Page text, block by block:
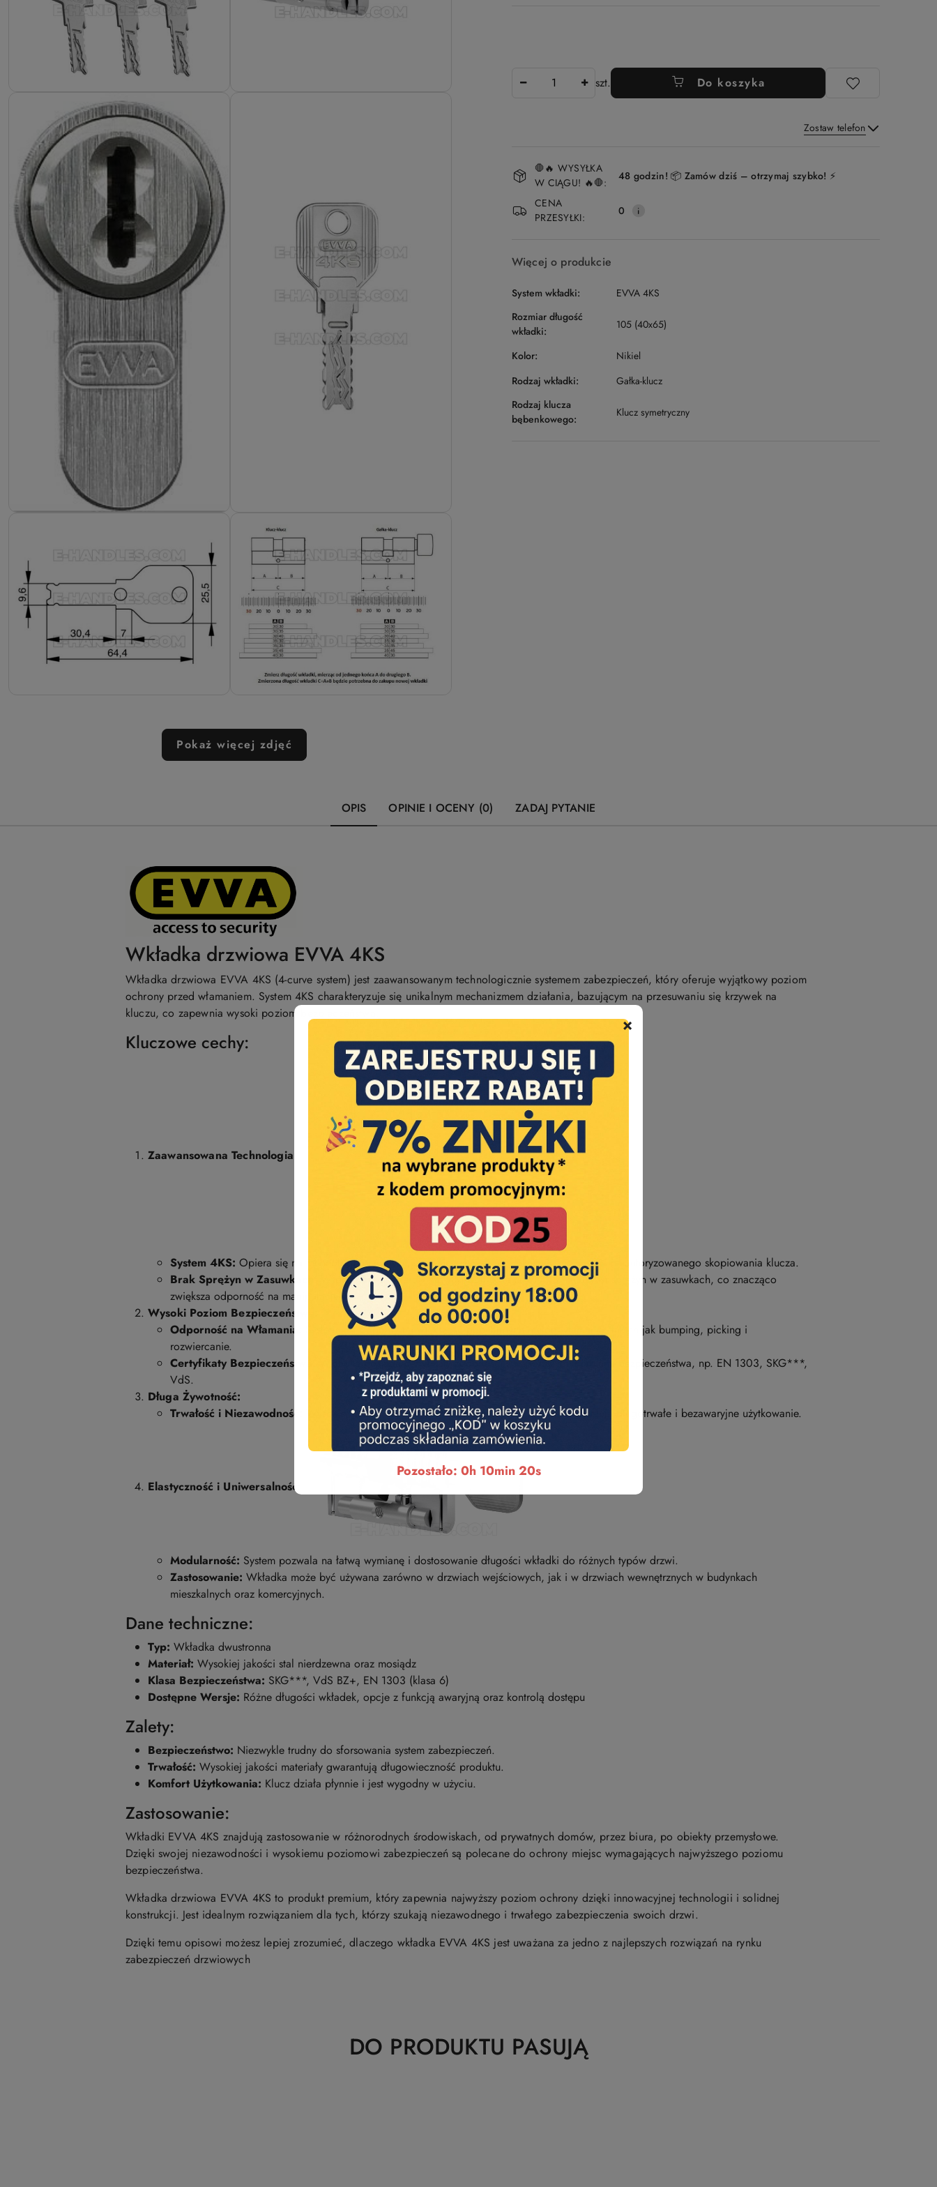
×
Pozostało: 0h 10min 18s
Pokaż więcej zdjęć
szt. Do koszyka
Zostaw telefon
Dostępność
i
dostawa
🛑🔥 WYSYŁKA
W CIĄGU! 🔥🛑:
48 godzin! 📦 Zamów dziś – otrzymaj szybko! ⚡
CENA
PRZESYŁKI:
0
Więcej o produkcie
System wkładki:
EVVA 4KS
Rozmiar długość
wkładki:
105 (40x65)
Kolor:
Nikiel
Rodzaj wkładki:
Gałka-klucz
Rodzaj klucza
bębenkowego:
Klucz symetryczny
OPIS OPINIE I OCENY (0) ZADAJ PYTANIE
Wkładka drzwiowa EVVA 4KS
Wkładka drzwiowa EVVA 4KS (4-curve system) jest zaawansowanym technologicznie systemem zabezpieczeń, który oferuje wyjątkowy poziom
ochrony przed włamaniem. System 4KS charakteryzuje się unikalnym mechanizmem działania, bazującym na przesuwaniu się krzywek na
kluczu, co zapewnia wysoki poziom bezpieczeństwa.
Kluczowe cechy:
Zaawansowana Technologia:
System 4KS: Opiera się na technologii przesuwających się krzywek, co eliminuje możliwość nieautoryzowanego skopiowania klucza.
Brak Sprężyn w Zasuwkach:
W przeciwieństwie do tradycyjnych systemów, 4KS nie używa sprężyn w zasuwkach, co znacząco
zwiększa odporność na manipulacje.
Wysoki Poziom Bezpieczeństwa:
Odporność na Włamania:
System jest odporny na większość popularnych metod włamania, takich jak bumping, picking i
rozwiercanie.
Certyfikaty Bezpieczeństwa:
Wkładka posiada certyfikaty zgodności z najwyższymi normami bezpieczeństwa, np. EN 1303, SKG***,
VdS.
Długa Żywotność:
Trwałość i Niezawodność:
Wysokiej jakości materiały oraz precyzyjne wykonanie gwarantują długotrwałe i bezawaryjne użytkowanie.
Elastyczność i Uniwersalność:
Modularność: System pozwala na łatwą wymianę i dostosowanie długości wkładki do różnych typów drzwi.
Zastosowanie: Wkładka może być używana zarówno w drzwiach wejściowych, jak i w drzwiach wewnętrznych w budynkach
mieszkalnych oraz komercyjnych.
Dane techniczne:
Typ: Wkładka dwustronna
Materiał: Wysokiej jakości stal nierdzewna oraz mosiądz
Klasa Bezpieczeństwa: SKG***, VdS BZ+, EN 1303 (klasa 6)
Dostępne Wersje: Różne długości wkładek, opcje z funkcją awaryjną oraz kontrolą dostępu
Zalety:
Bezpieczeństwo: Niezwykle trudny do sforsowania system zabezpieczeń.
Trwałość: Wysokiej jakości materiały gwarantują długowieczność produktu.
Komfort Użytkowania: Klucz działa płynnie i jest wygodny w użyciu.
Zastosowanie:
Wkładki EVVA 4KS znajdują zastosowanie w różnorodnych środowiskach, od prywatnych domów, przez biura, po obiekty przemysłowe.
Dzięki swojej niezawodności i wysokiemu poziomowi zabezpieczeń są polecane do ochrony miejsc wymagających najwyższego poziomu
bezpieczeństwa.
Wkładka drzwiowa EVVA 4KS to produkt premium, który zapewnia najwyższy poziom ochrony dzięki innowacyjnej technologii i solidnej
konstrukcji. Jest idealnym rozwiązaniem dla tych, którzy szukają niezawodnego i trwałego zabezpieczenia swoich drzwi.
Dzięki temu opisowi możesz lepiej zrozumieć, dlaczego wkładka EVVA 4KS jest uważana za jedno z najlepszych rozwiązań na rynku
zabezpieczeń drzwiowych
Produkty
DO PRODUKTU PASUJĄ